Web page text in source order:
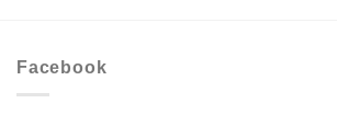
Facebook